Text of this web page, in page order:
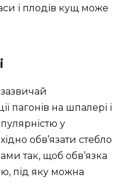
і плодів кущ може
пагонів на шпалері і
у
обв’язати стебло
так, щоб обв’язка
під яку можна